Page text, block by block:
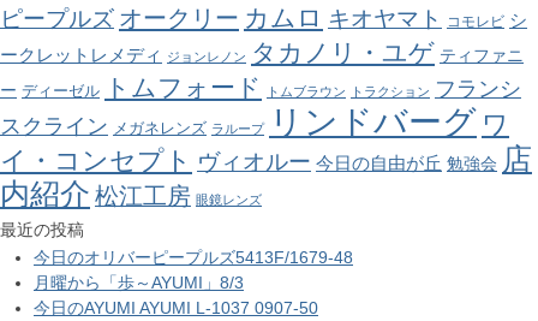
ピープルズ オークリー カムロ キオヤマト コモレビ シ
ークレットレメディ
ジョンレノン タカノリ・ユゲ ティファニ
ー ディーゼル トムフォード トムブラウン トラクション フランシ
スクライン メガネレンズ ラループ リンドバーグ ワ
イ・コンセプト ヴィオルー 今日の自由が丘 勉強会 店
内紹介 松江工房 眼鏡レンズ
最近の投稿
今日のオリバーピープルズ5413F/1679-48
月曜から「歩～AYUMI」8/3
今日のAYUMI AYUMI L-1037 0907-50